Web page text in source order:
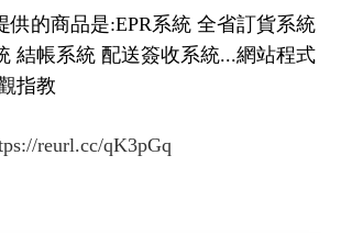
供的商品是:EPR系統 全省訂貨系統
結帳系統 配送簽收系統...網站程式
指教
reurl.cc/qK3pGq